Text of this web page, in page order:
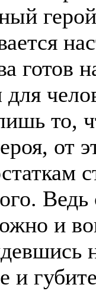
готов
то,
от
и
и